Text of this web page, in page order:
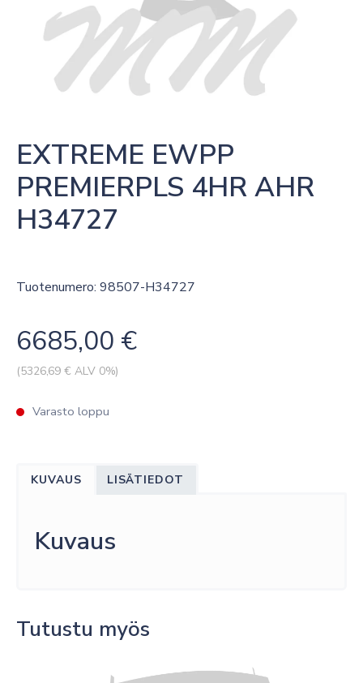
EXTREME EWPP
PREMIERPLS 4HR AHR
H34727
Tuotenumero: 98507-H34727
6685,00 €
(5326,69 € ALV 0%)
Varasto loppu
KUVAUS LISÄTIEDOT
Kuvaus
Tutustu myös